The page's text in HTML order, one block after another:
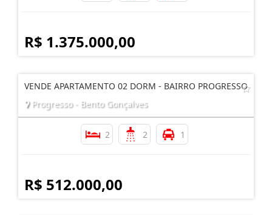
R$ 1.375.000,00
VENDE APARTAMENTO 02 DORM - BAIRRO PROGRESSO
Progresso - Bento Gonçalves
2 2 1
R$ 512.000,00